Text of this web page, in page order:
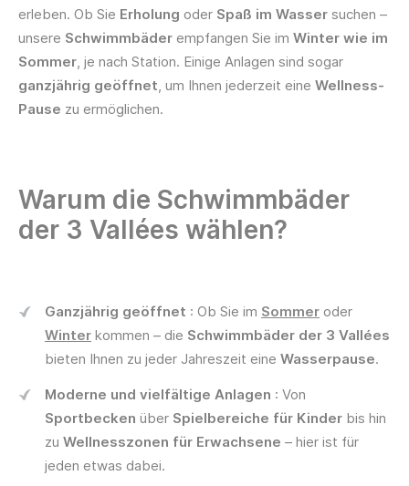
erleben. Ob Sie Erholung oder Spaß im Wasser suchen –
unsere Schwimmbäder empfangen Sie im Winter wie im
Sommer, je nach Station. Einige Anlagen sind sogar
ganzjährig geöffnet, um Ihnen jederzeit eine Wellness-
Pause zu ermöglichen.
Warum die Schwimmbäder
der 3 Vallées wählen?
Ganzjährig geöffnet : Ob Sie im Sommer oder
Winter kommen – die Schwimmbäder der 3 Vallées
bieten Ihnen zu jeder Jahreszeit eine Wasserpause.
Moderne und vielfältige Anlagen : Von
Sportbecken über Spielbereiche für Kinder bis hin
zu Wellnesszonen für Erwachsene – hier ist für
jeden etwas dabei.